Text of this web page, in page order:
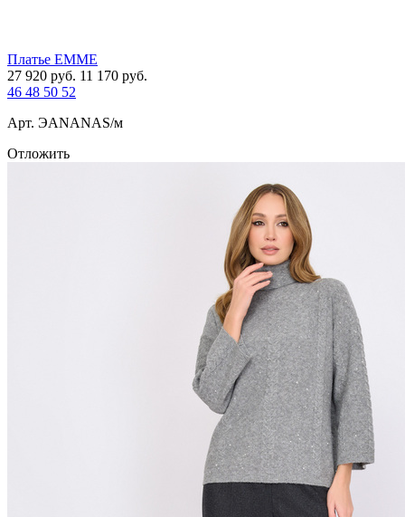
Платье EMME
27 920 руб. 11 170 руб.
46 48 50 52
Арт. ЭANANAS/м
Отложить